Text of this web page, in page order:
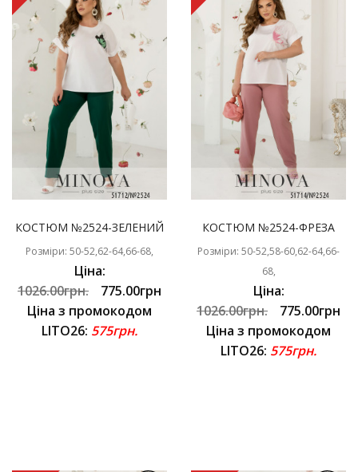
КОСТЮМ №2524-ЗЕЛЕНИЙ
Розміри: 50-52,62-64,66-68,
Ціна:
1026.00грн.
775.00грн
Ціна з промокодом
LITO26: 575грн.
КОСТЮМ №2524-ФРЕЗА
Розміри: 50-52,58-60,62-64,66-
68,
Ціна:
1026.00грн.
775.00грн
Ціна з промокодом
LITO26: 575грн.